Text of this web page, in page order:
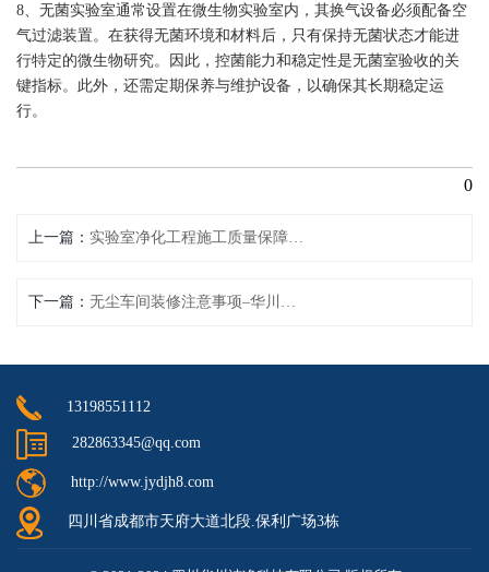
8、无菌实验室通常设置在微生物实验室内，其换气设备必须配备空
气过滤装置。在获得无菌环境和材料后，只有保持无菌状态才能进
行特定的微生物研究。因此，控菌能力和稳定性是无菌室验收的关
键指标。此外，还需定期保养与维护设备，以确保其长期稳定运
行。
0
上一篇
下一篇
13198551112
282863345@qq.com
http://www.jydjh8.com
四川省成都市天府大道北段.保利广场3栋